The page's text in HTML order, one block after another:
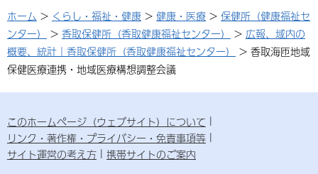
ホーム > くらし・福祉・健康 > 健康・医療 > 保健所（健康福祉セ
ンター）
> 香取保健所（香取健康福祉センター） > 広報、域内の
概要、統計｜香取保健所（香取健康福祉センター）
> 香取海匝地域
保健医療連携・地域医療構想調整会議
このホームページ（ウェブサイト）について
リンク・著作権・プライバシー・免責事項等
サイト運営の考え方
携帯サイトのご案内